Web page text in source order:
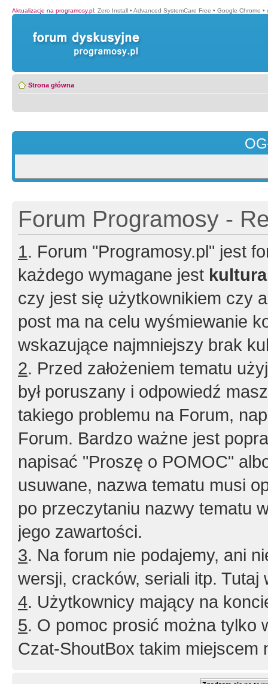
Aktualizacje na programosy.pl: Zero Install • Advanced SystemCare Free • Google Chrome •
Strona główna
Forum Programosy -
1. Forum "Programosy.pl" jest
każdego wymagane jest
czy jest się użytkownikiem czy
post ma na celu wyśmiewanie
wskazujące najmniejszy brak
2. Przed założeniem tematu
był poruszany i odpowiedź
takiego problemu na Forum,
Forum. Bardzo ważne jest
napisać "Proszę o POMOC"
usuwane, nazwa tematu musi
po przeczytaniu nazwy tematu
jego zawartości.
3. Na forum nie podajemy, ani
wersji, cracków, seriali itp. Tutaj
4. Użytkownicy mający na
5. O pomoc prosić można tylko
Czat-ShoutBox takim miejscem